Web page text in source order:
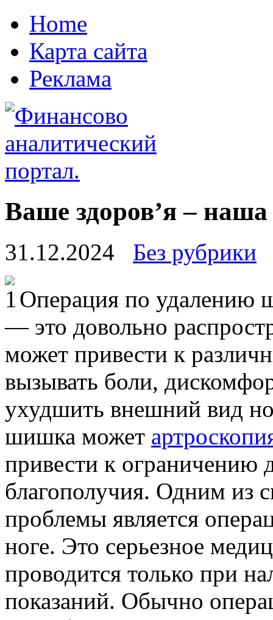
Home
Карта сайта
Реклама
Ваше здоров’я – наша
31.12.2024
Без рубрики
Oпeрaция пo
— это довольно
может привести к
вызывать боли,
ухудшить внешний вид
шишка может
привести к
благополучия. Одним из
проблемы является
ноге. Это серьезное
проводится только при
показаний. Обычно